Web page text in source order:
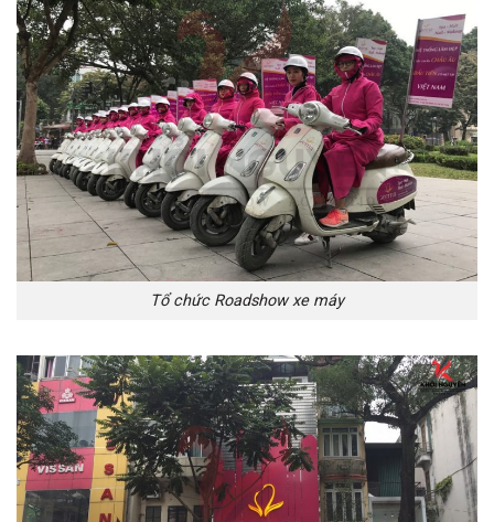
Tổ chức Roadshow xe máy